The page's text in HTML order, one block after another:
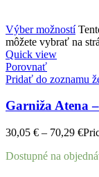
Výber možností
môžete vybrať na
Quick view
Porovnať
Pridať do zoznamu
Garniža Atena
30,05 € – 70,29 €
Dostupné na